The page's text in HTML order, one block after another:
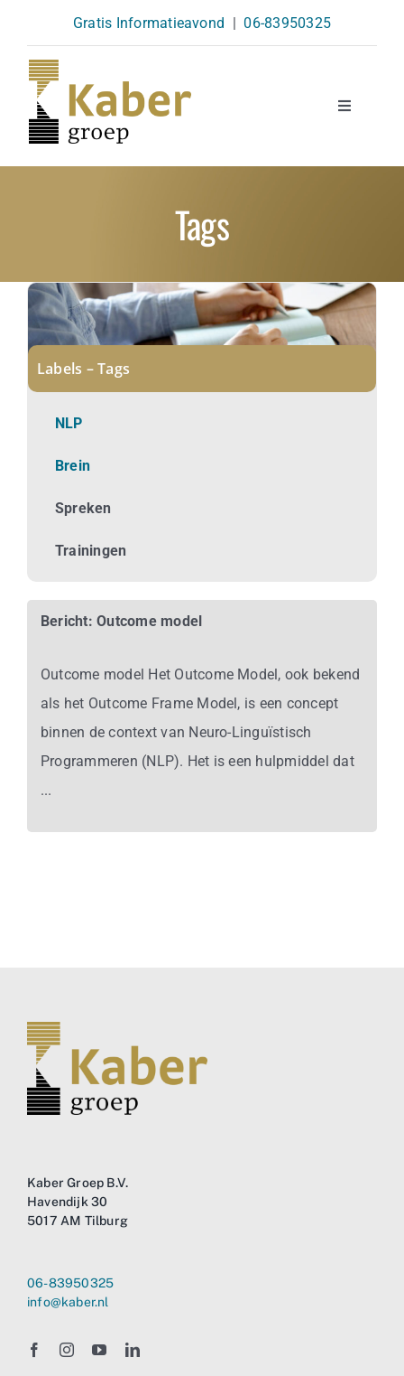
content
Gratis Informatieavond | 06-83950325
Toggle
Opleidingen
Agenda
Over Ons
Kennisbank
Tags
Labels – Tags
NLP
Brein
Spreken
Trainingen
Bericht: Outcome model
Outcome model Het Outcome Model, ook bekend
als het Outcome Frame Model, is een concept
binnen de context van Neuro-Linguïstisch
Programmeren (NLP). Het is een hulpmiddel dat
...
Kaber Groep B.V.
Havendijk 30
5017 AM Tilburg
06-83950325
info@kaber.nl